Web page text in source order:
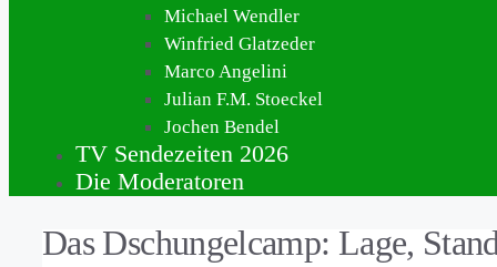
Michael Wendler
Winfried Glatzeder
Marco Angelini
Julian F.M. Stoeckel
Jochen Bendel
TV Sendezeiten 2026
Die Moderatoren
Das Dschungelcamp: Lage,